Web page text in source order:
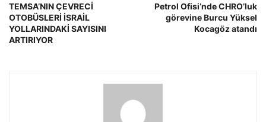
TEMSA’NIN ÇEVRECİ
OTOBÜSLERİ İSRAİL
YOLLARINDAKİ SAYISINI
ARTIRIYOR
Petrol Ofisi’nde CHRO’luk
görevine Burcu Yüksel
Kocagöz atandı